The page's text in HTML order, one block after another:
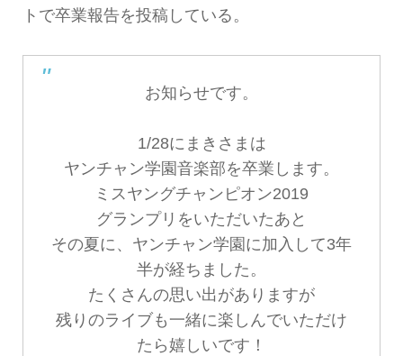
トで卒業報告を投稿している。
お知らせです。
1/28にまきさまは
ヤンチャン学園音楽部を卒業します。
ミスヤングチャンピオン2019
グランプリをいただいたあと
その夏に、ヤンチャン学園に加入して3年
半が経ちました。
たくさんの思い出がありますが
残りのライブも一緒に楽しんでいただけ
たら嬉しいです！